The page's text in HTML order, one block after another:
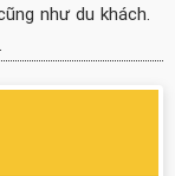
như du khách.